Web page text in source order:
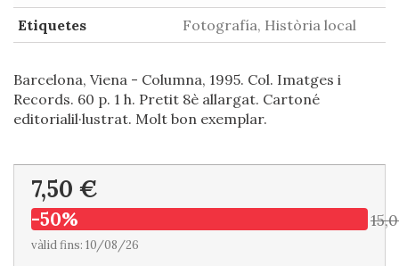
Etiquetes
Fotografía, Història local
Barcelona, Viena - Columna, 1995. Col. Imatges i
Records. 60 p. 1 h. Pretit 8è allargat. Cartoné
editorialil·lustrat. Molt bon exemplar.
7,50 €
-50%
vàlid fins: 10/08/26